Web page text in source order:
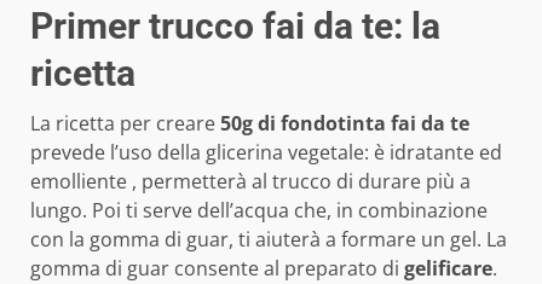
Primer trucco fai da te: la
ricetta
La ricetta per creare50g di fondotinta fai da te
prevede l’uso della glicerina vegetale: è idratante ed
emolliente , permetterà al trucco di durare più a
lungo. Poi ti serve dell’acqua che, in combinazione
con la gomma di guar, ti aiuterà a formare un gel. La
gomma di guar consente al preparato di gelificare.